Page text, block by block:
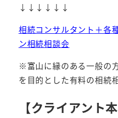
↓↓↓↓↓↓
相続コンサルタント＋各
ン相続相談会
※富山に縁のある一般の
を目的とした有料の相続
【クライアント